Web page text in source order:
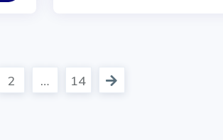
2 … 14